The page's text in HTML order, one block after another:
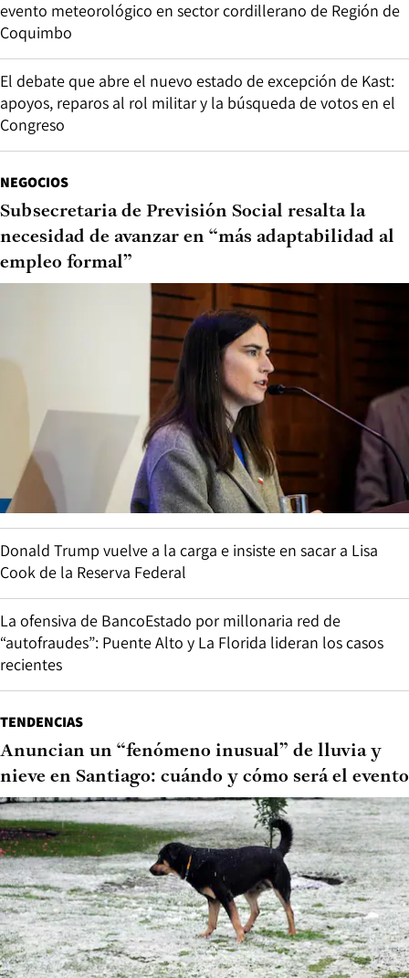
evento meteorológico en sector cordillerano de Región de
Coquimbo
El debate que abre el nuevo estado de excepción de Kast:
apoyos, reparos al rol militar y la búsqueda de votos en el
Congreso
NEGOCIOS
Subsecretaria de Previsión Social resalta la
necesidad de avanzar en “más adaptabilidad al
empleo formal”
Donald Trump vuelve a la carga e insiste en sacar a Lisa
Cook de la Reserva Federal
La ofensiva de BancoEstado por millonaria red de
“autofraudes”: Puente Alto y La Florida lideran los casos
recientes
TENDENCIAS
Anuncian un “fenómeno inusual” de lluvia y
nieve en Santiago: cuándo y cómo será el evento